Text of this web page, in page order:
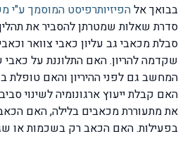
בבואך אלהפיזיותרפיסט המוסמך ע"י
סדרת שאלות שמטרתן להסביר את
סבלת מכאבי גב עליון כאבי צוואר
שקדמה להריון. האם התלוננת על
המחשב גם לפני ההיריון והאם טופלת
האם קבלת ייעוץ ארגונומיה לשינוי
את מתעוררת מכאבים בלילה, האם
בפעילות. האם הכאב רק בשכמות או